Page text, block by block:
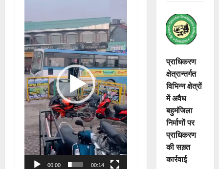
00:00 00:14
प्राधिकरण
क्षेत्रान्तर्गत
विभिन्न क्षेत्रों
में अवैध
बहुमंजिला
निर्माणों पर
प्राधिकरण
की सख़्त
कार्रवाई